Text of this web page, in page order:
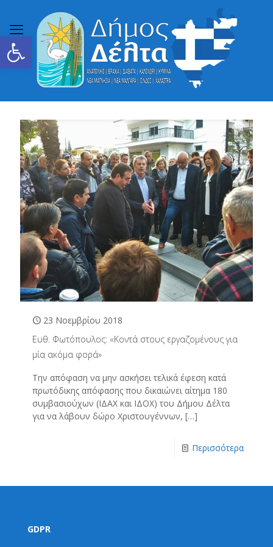
Ανοίξτε τη γραμμή εργαλείων
23 Νοεμβρίου 2018
Ευθ. Φωτόπουλος: «Κοντά στους εργαζομένους για
μία ακόμα φορά»
Την απόφαση να μην ασκήσει τελικά έφεση κατά
πρωτόδικης απόφασης που δικαιώνει αίτημα 180
συμβασιούχων (ΙΔΑΧ και ΙΔΟΧ) του Δήμου Δέλτα
για να λάβουν δώρο Χριστουγέννων, […]
Περισσότερα
GDPR